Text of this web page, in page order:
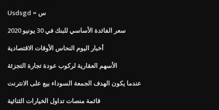
Usdsgd = س
سعر الفائدة الأساسي للبنك في 30 يونيو 2020
أخبار اليوم النحاس الأوقات الاقتصادية
الأسهم العقارية لركوب عودة تجارة التجزئة
عندما يكون الهدف الجمعة السوداء بيع على الانترنت
قائمة منصات تداول الخيارات الثنائية